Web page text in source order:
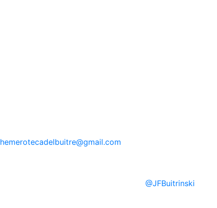
hemerotecadelbuitre@gmail.com
@JFBuitrinski